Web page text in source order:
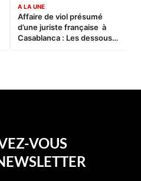
A LA UNE
Affaire de viol présumé
d’une juriste française à
Casablanca : Les dessous
VOUS